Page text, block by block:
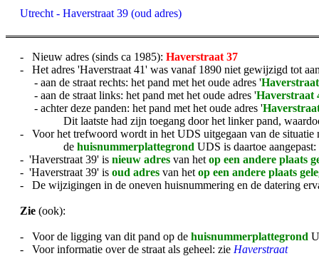
Utrecht - Haverstraat 39 (oud adres)
- Nieuw adres (sinds ca 1985): Haverstraat 37
- Het adres 'Haverstraat 41' was vanaf 1890 niet gewijzigd tot
- aan de straat rechts: het pand met het oude adres '
- aan de straat links: het pand met het oude adres 'Haverstraat
- achter deze panden: het pand met het oude adres '
Dit laatste had zijn toegang door het linker pand,
- Voor het trefwoord wordt in het UDS uitgegaan van de situatie
dehuisnummerplattegrond UDS is daartoe
- 'Haverstraat 39' is nieuw adres van het op een andere plaats
- 'Haverstraat 39' is oud adres van het op een andere plaats
- De wijzigingen in de oneven huisnummering en de datering
Zie (ook):
- Voor de ligging van dit pand op de huisnummerplattegrond
- Voor informatie over de straat als geheel: zie Haverstraat